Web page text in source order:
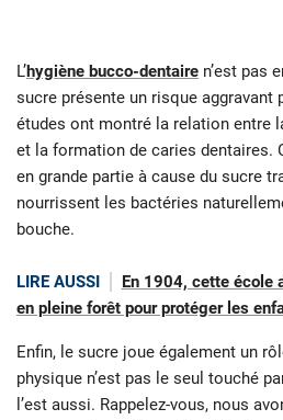
L’hygiène bucco-dentaire n’est pas
sucre présente un risque aggravant
études ont montré la relation entre
et la formation de caries dentaires.
en grande partie à cause du sucre
nourrissent les bactéries
bouche.
LIRE AUSSI
En 1904, cette école
en pleine forêt pour protéger les
Enfin, le sucre joue également un
physique n’est pas le seul touché
l’est aussi. Rappelez-vous, nous